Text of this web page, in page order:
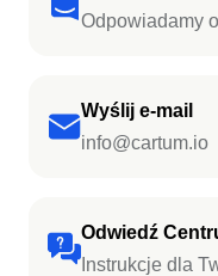
Odpowiadamy
Wyślij e-mail
info@cartum.io
Odwiedź
Instrukcje dla